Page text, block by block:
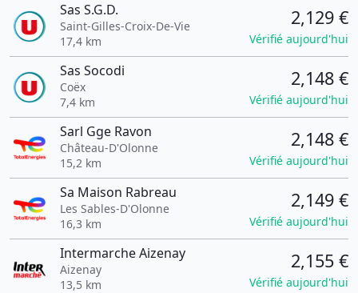
Sas S.G.D.
Saint-Gilles-Croix-De-Vie
17,4 km
2,129 €
Vérifié aujourd'hui
Sas Socodi
Coëx
7,4 km
2,148 €
Vérifié aujourd'hui
Sarl Gge Ravon
Château-D'Olonne
15,2 km
2,148 €
Vérifié aujourd'hui
Sa Maison Rabreau
Les Sables-D'Olonne
16,3 km
2,149 €
Vérifié aujourd'hui
Intermarche Aizenay
Aizenay
13,5 km
2,155 €
Vérifié aujourd'hui